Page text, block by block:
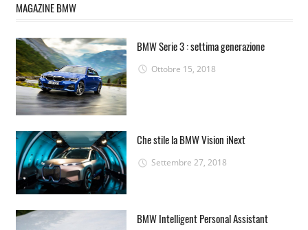
MAGAZINE BMW
BMW Serie 3 : settima generazione
Ottobre 15, 2018
Che stile la BMW Vision iNext
Settembre 27, 2018
BMW Intelligent Personal Assistant